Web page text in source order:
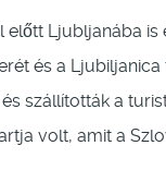
Ljubljanába is
és a Ljubiljanica
szállították a
volt, amit a